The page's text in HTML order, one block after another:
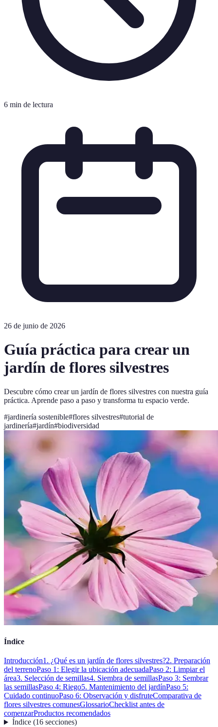
6 min de lectura
26 de junio de 2026
Guía práctica para crear un
jardín de flores silvestres
Descubre cómo crear un jardín de flores silvestres con nuestra guía
práctica. Aprende paso a paso y transforma tu espacio verde.
#jardinería sostenible#flores silvestres#tutorial de
jardinería#jardín#biodiversidad
Índice
Introducción1. ¿Qué es un jardín de flores silvestres?2. Preparación
del terrenoPaso 1: Elegir la ubicación adecuadaPaso 2: Limpiar el
área3. Selección de semillas4. Siembra de semillasPaso 3: Sembrar
las semillasPaso 4: Riego5. Mantenimiento del jardínPaso 5:
Cuidado continuoPaso 6: Observación y disfruteComparativa de
flores silvestres comunesGlossarioChecklist antes de
comenzarProductos recomendados
Índice(16 secciones)